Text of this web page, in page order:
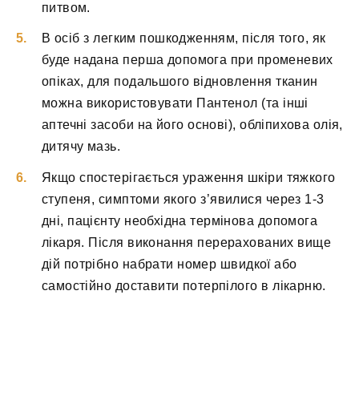
питвом.
В осіб з легким пошкодженням, після того, як
буде надана перша допомога при променевих
опіках, для подальшого відновлення тканин
можна використовувати Пантенол (та інші
аптечні засоби на його основі), обліпихова олія,
дитячу мазь.
Якщо спостерігається ураження шкіри тяжкого
ступеня, симптоми якого з’явилися через 1-3
дні, пацієнту необхідна термінова допомога
лікаря. Після виконання перерахованих вище
дій потрібно набрати номер швидкої або
самостійно доставити потерпілого в лікарню.